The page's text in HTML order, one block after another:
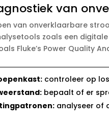
van
van onverklaarbare
zoals een
Fluke’s Power Quality
controleer op
bepaalt of er
analyseer of